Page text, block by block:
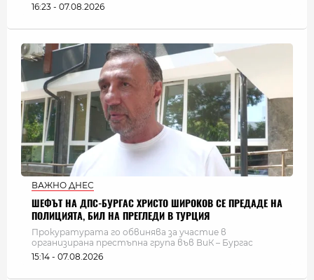
16:23 - 07.08.2026
ВАЖНО ДНЕС
ШЕФЪТ НА ДПС-БУРГАС ХРИСТО ШИРОКОВ СЕ ПРЕДАДЕ НА
ПОЛИЦИЯТА, БИЛ НА ПРЕГЛЕДИ В ТУРЦИЯ
Прокуратурата го обвинява за участие в
организирана престъпна група във ВиК – Бургас
15:14 - 07.08.2026